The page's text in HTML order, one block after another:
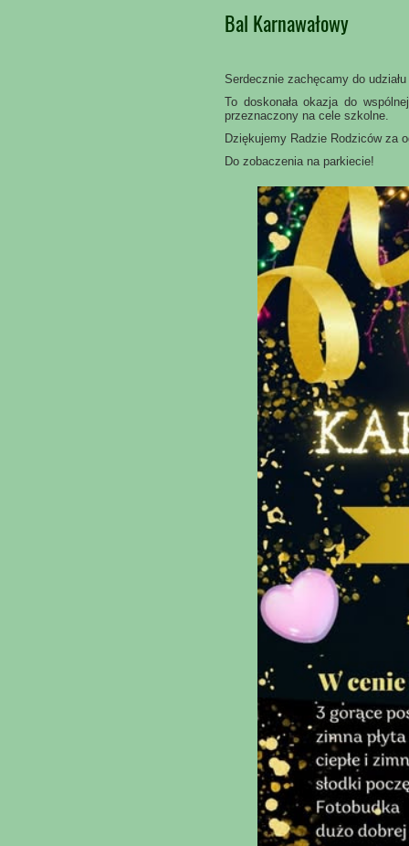
Bal Karnawałowy
Serdecznie zachęcamy do
To doskonała okazja do
przeznaczony na cele szkolne.
Dziękujemy Radzie Rodziców za
Do zobaczenia na parkiecie!